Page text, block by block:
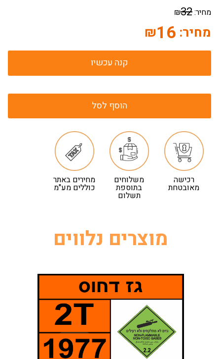
מחיר:32
₪
מחיר: 16
₪
קנה עכשיו
הוסף לסל
רכישה
מאובטחת
משלוחים
בתוספת
תשלום
מחירים באתר
כוללים מע"מ
מוצרים נלווים